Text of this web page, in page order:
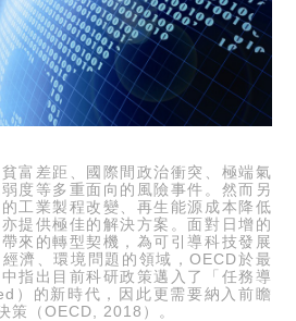
富差距、國際間政治衝突、極端氣
度等多重面向的風險事件。然而另
工業製程改變、再生能源成本降低
提供極佳的解決方案。面對日增的
來的轉型契機，為可引導科技發展
濟、環境問題的領域，OECD於最
指出目前科研政策邁入了「任務導
）的新時代，因此更需要納入前瞻
策（OECD, 2018）。